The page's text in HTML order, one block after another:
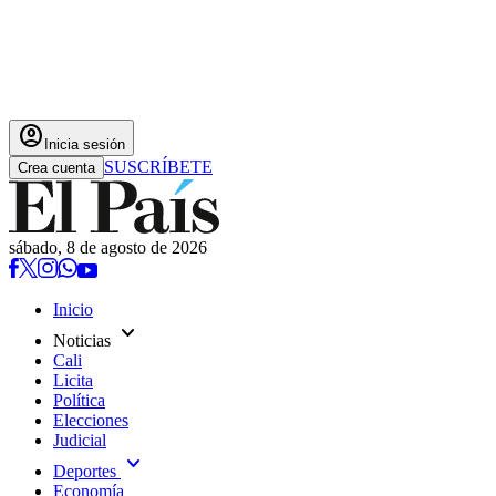
account_circle Inicia sesión
Crea cuenta SUSCRÍBETE
sábado, 8 de agosto de 2026
Inicio
Noticias expand_more
Cali
Licita
Política
Elecciones
Judicial
Deportes expand_more
Economía